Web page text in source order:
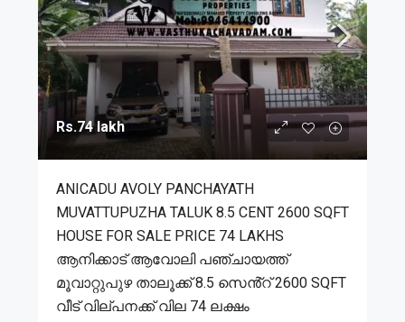
Rs.74 lakh
ANICADU AVOLY PANCHAYATH
MUVATTUPUZHA TALUK 8.5 CENT 2600 SQFT
HOUSE FOR SALE PRICE 74 LAKHS
ആനിക്കാട് ആവോലി പഞ്ചായത്ത്
മൂവാറ്റുപുഴ താലൂക്ക് 8.5 സെൻ്റ് 2600 SQFT
വീട് വില്പനക്ക് വില 74 ലക്ഷം